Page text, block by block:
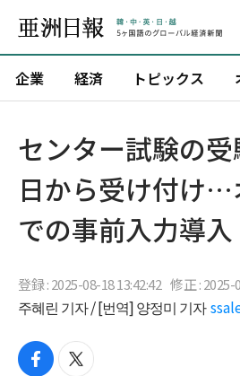
企業 経済 トピックス
センター試験の
日から受け付け…
での事前入力導入
登録 : 2025-08-18 13:42:42 修正 : 2025-
주혜린 기자 / [번역] 양정미 기자
f
t